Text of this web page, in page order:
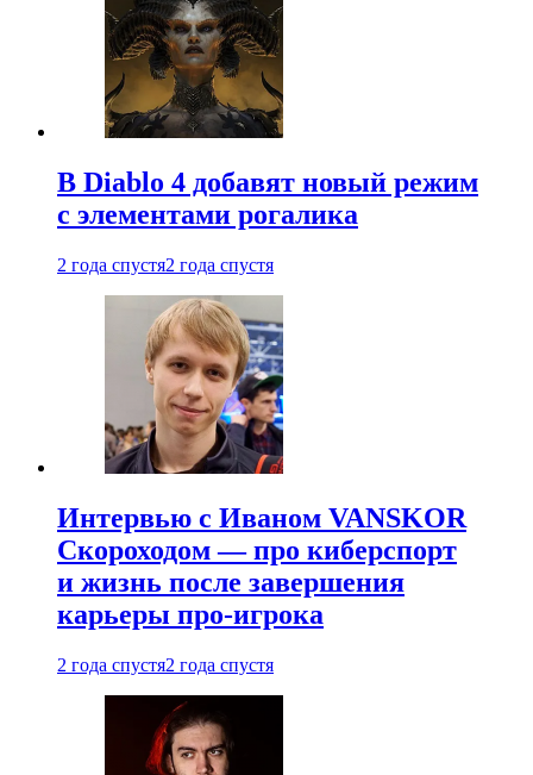
В Diablo 4 добавят новый режим
с элементами рогалика
2 года спустя2 года спустя
Интервью с Иваном VANSKOR
Скороходом — про киберспорт
и жизнь после завершения
карьеры про-игрока
2 года спустя2 года спустя